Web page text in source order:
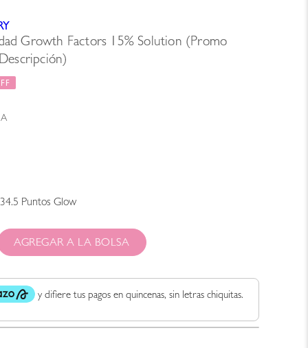
Growth Factors 15% Solution (Promo
Puntos Glow
AGREGAR A LA BOLSA